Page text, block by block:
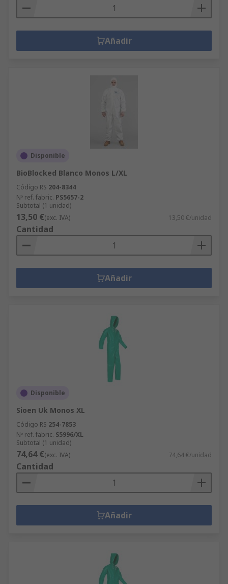
Añadir
Disponible
BioBlocked Blanco Monos L/XL
Código RS 204-8344
Nº ref. fabric. PS5657-2
Subtotal (1 unidad)
13,50 €(exc. IVA) 13,50 €/unidad
Cantidad
Añadir
Disponible
Sioen Uk Monos XL
Código RS 254-7853
Nº ref. fabric. S5996/XL
Subtotal (1 unidad)
74,64 €(exc. IVA) 74,64 €/unidad
Cantidad
Añadir